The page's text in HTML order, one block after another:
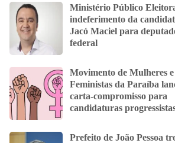
Ministério Público
indeferimento da
Jacó Maciel para
federal
Movimento de Mulheres e
Feministas da Paraíba
carta-compromisso para
candidaturas
Prefeito de João Pessoa